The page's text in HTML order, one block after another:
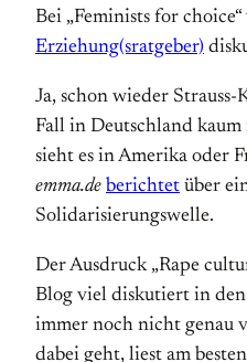
Bei „Feminists for
Erziehung(sratgeber)
Ja, schon wieder
Fall in Deutschland
sieht es in Amerika oder
emma.de berichtet über
Solidarisierungswelle.
Der Ausdruck „Rape
Blog viel diskutiert in
immer noch nicht genau
dabei geht, liest am